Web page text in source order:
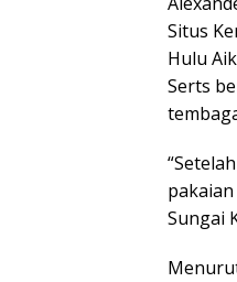
Situs
Hulu
Serts
Sungai